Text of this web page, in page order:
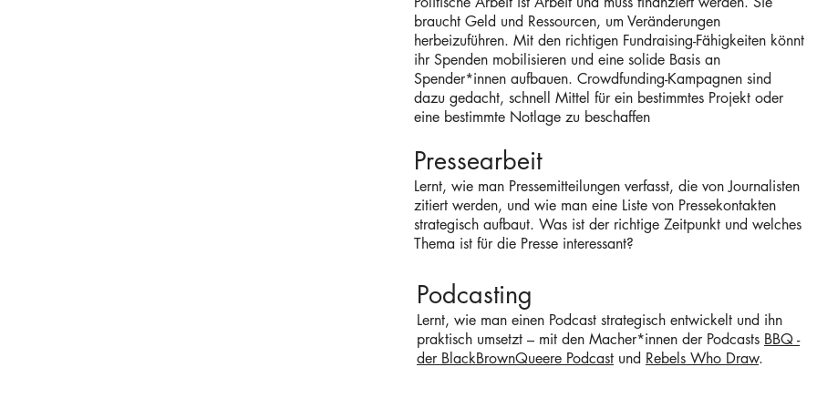
braucht Geld und Ressourcen, um Veränderungen
herbeizuführen. Mit den richtigen Fundraising-Fähigkeiten könnt
ihr Spenden mobilisieren und eine solide Basis an
Spender*innen aufbauen. Crowdfunding-Kampagnen sind
dazu gedacht, schnell Mittel für ein bestimmtes Projekt oder
eine bestimmte Notlage zu beschaffen
Pressearbeit
Lernt, wie man Pressemitteilungen verfasst, die von Journalisten
zitiert werden, und wie man eine Liste von Pressekontakten
strategisch aufbaut. Was ist der richtige Zeitpunkt und welches
Thema ist für die Presse interessant?
Podcasting
Lernt, wie man einen Podcast strategisch entwickelt und ihn
praktisch umsetzt – mit den Macher*innen der Podcasts BBQ -
der BlackBrownQueere Podcast und Rebels Who Draw.